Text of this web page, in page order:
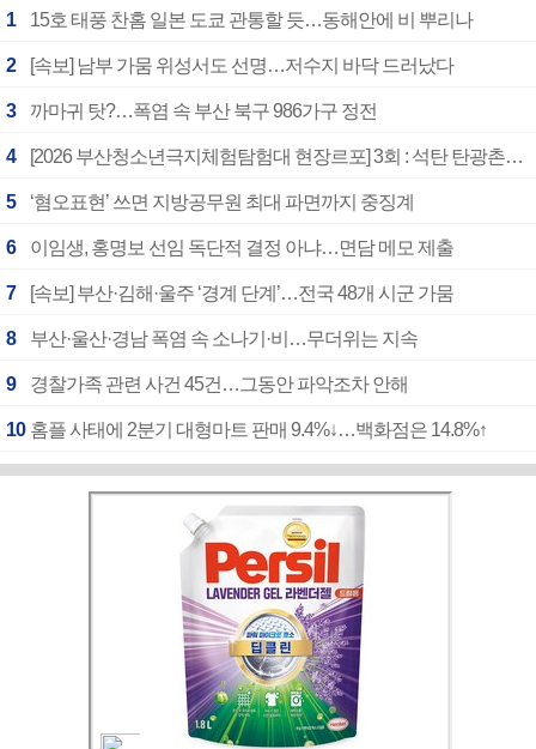
1 15호 태풍 찬홈 일본 도쿄 관통할 듯…동해안에 비 뿌리나
2 [속보] 남부 가뭄 위성서도 선명…저수지 바닥 드러났다
3 까마귀 탓?…폭염 속 부산 북구 986가구 정전
4 [2026 부산청소년극지체험탐험대 현장르포] 3회 : 석탄 탄광촌에서 북극 연구의 중심지로
5 ‘혐오표현’ 쓰면 지방공무원 최대 파면까지 중징계
6 이임생, 홍명보 선임 독단적 결정 아냐…면담 메모 제출
7 [속보] 부산·김해·울주 ‘경계 단계’…전국 48개 시군 가뭄
8 부산·울산·경남 폭염 속 소나기·비…무더위는 지속
9 경찰가족 관련 사건 45건…그동안 파악조차 안해
10 홈플 사태에 2분기 대형마트 판매 9.4%↓…백화점은 14.8%↑